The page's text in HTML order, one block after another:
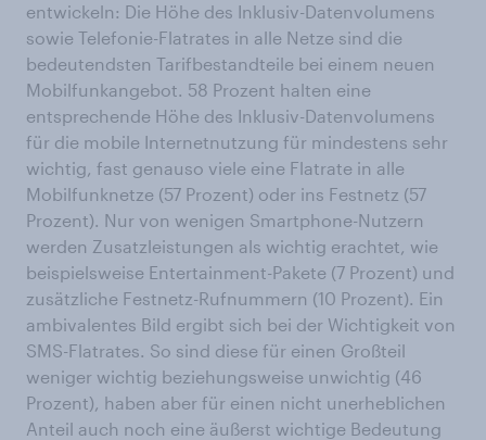
entwickeln: Die Höhe des Inklusiv-Datenvolumens
sowie Telefonie-Flatrates in alle Netze sind die
bedeutendsten Tarifbestandteile bei einem neuen
Mobilfunkangebot. 58 Prozent halten eine
entsprechende Höhe des Inklusiv-Datenvolumens
für die mobile Internetnutzung für mindestens sehr
wichtig, fast genauso viele eine Flatrate in alle
Mobilfunknetze (57 Prozent) oder ins Festnetz (57
Prozent). Nur von wenigen Smartphone-Nutzern
werden Zusatzleistungen als wichtig erachtet, wie
beispielsweise Entertainment-Pakete (7 Prozent) und
zusätzliche Festnetz-Rufnummern (10 Prozent). Ein
ambivalentes Bild ergibt sich bei der Wichtigkeit von
SMS-Flatrates. So sind diese für einen Großteil
weniger wichtig beziehungsweise unwichtig (46
Prozent), haben aber für einen nicht unerheblichen
Anteil auch noch eine äußerst wichtige Bedeutung